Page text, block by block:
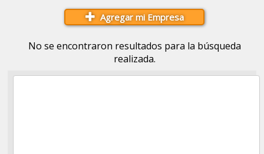
Agregar mi Empresa
No se encontraron resultados para la búsqueda
realizada.